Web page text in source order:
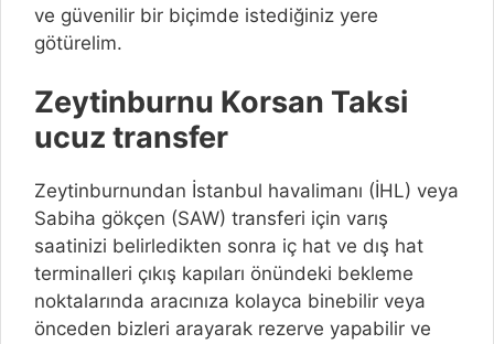
ve güvenilir bir biçimde istediğiniz yere
götürelim.
Zeytinburnu Korsan Taksi
ucuz transfer
Zeytinburnundan İstanbul havalimanı (İHL) veya
Sabiha gökçen (SAW) transferi için varış
saatinizi belirledikten sonra iç hat ve dış hat
terminalleri çıkış kapıları önündeki bekleme
noktalarında aracınıza kolayca binebilir veya
önceden bizleri arayarak rezerve yapabilir ve